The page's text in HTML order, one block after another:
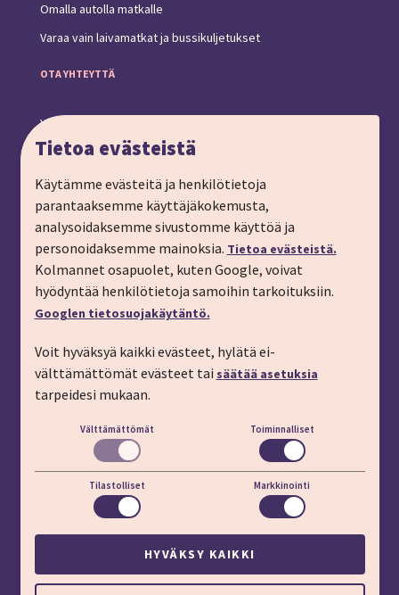
Omalla autolla matkalle
Varaa vain laivamatkat ja bussikuljetukset
OTA YHTEYTTÄ
Yhteystiedot ja toimipiste
Anna palautetta
Ryhmämatkat, pyydä tarjous
Tilaa matkalahjakortti
Tilaa esite
Tilaa matkakirje sähköpostiin
Ilmoita passitiedot
Liity kanta-asiakkaaksi
Töihin IMT:lle
YHTEYSTIEDOT
Puhelin: 03 45 800 (pvm/mpm)
apu.imt.fi
LÖYDÄT MEIDÄT MYÖS
Tietoa evästeistä
Käytämme evästeitä ja henkilötietoja
parantaaksemme käyttäjäkokemusta,
analysoidaksemme sivustomme käyttöä ja
personoidaksemme mainoksia. Tietoa evästeistä.
Kolmannet osapuolet, kuten Google, voivat
hyödyntää henkilötietoja samoihin tarkoituksiin.
Googlen tietosuojakäytäntö.
Voit hyväksyä kaikki evästeet, hylätä ei-
välttämättömät evästeet tai säätää asetuksia
tarpeidesi mukaan.
Välttämättömät Toiminnalliset
Tilastolliset Markkinointi
HYVÄKSY KAIKKI